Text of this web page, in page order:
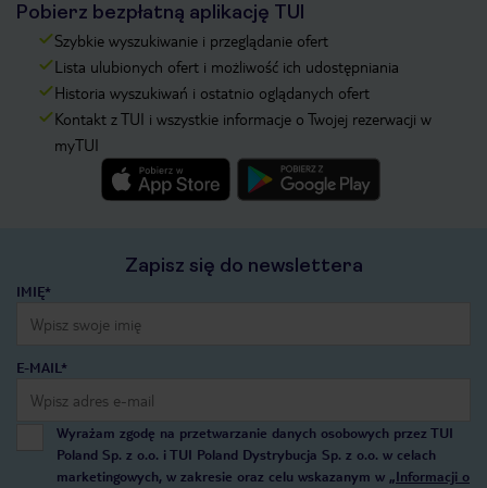
Pobierz bezpłatną aplikację TUI
Szybkie wyszukiwanie i przeglądanie ofert
Lista ulubionych ofert i możliwość ich udostępniania
Historia wyszukiwań i ostatnio oglądanych ofert
Kontakt z TUI i wszystkie informacje o Twojej rezerwacji w
myTUI
Zapisz się do newslettera
IMIĘ*
E-MAIL*
Wyrażam zgodę na przetwarzanie danych osobowych przez TUI
Poland Sp. z o.o. i TUI Poland Dystrybucja Sp. z o.o. w celach
marketingowych, w zakresie oraz celu wskazanym w „Informacji o